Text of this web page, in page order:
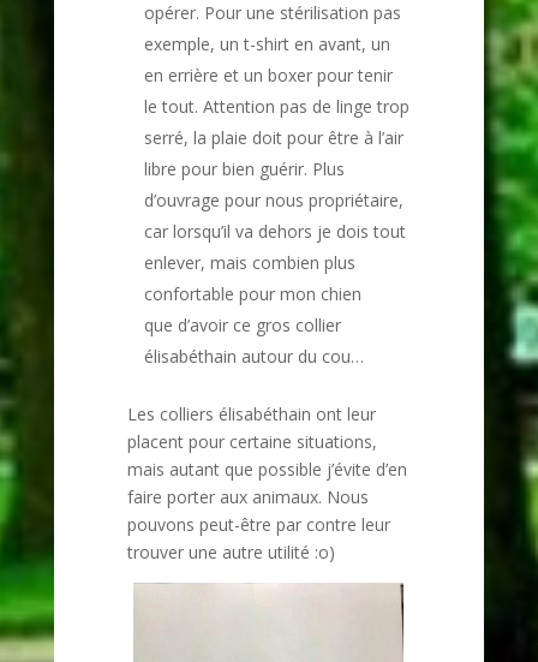
opérer. Pour une stérilisation pas
exemple, un t-shirt en avant, un
en errière et un boxer pour tenir
le tout. Attention pas de linge trop
serré, la plaie doit pour être à l’air
libre pour bien guérir. Plus
d’ouvrage pour nous propriétaire,
car lorsqu’il va dehors je dois tout
enlever, mais combien plus
confortable pour mon chien
que d’avoir ce gros collier
élisabéthain autour du cou…
Les colliers élisabéthain ont leur
placent pour certaine situations,
mais autant que possible j’évite d’en
faire porter aux animaux. Nous
pouvons peut-être par contre leur
trouver une autre utilité :o)